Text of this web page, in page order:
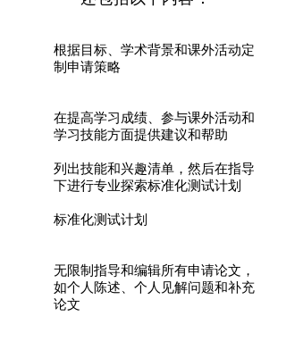
​根据目标、学术背景和课外活动定
制申请策略
在提高学习成绩、参与课外活动和
学习技能方面提供建议和帮助
列出技能和兴趣清单，然后在指导
下进行专业探索标准化测试计划
标准化测试计划
无限制指导和编辑所有申请论文，
如个人陈述、个人见解问题和补充
论文